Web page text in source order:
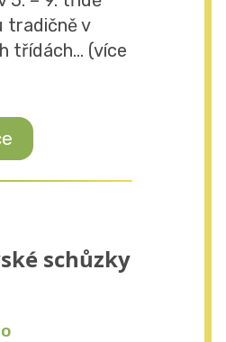
tradičně v
třídách... (více
schůzky